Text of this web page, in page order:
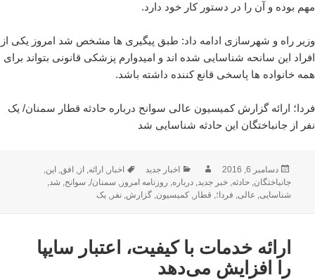
مهم بوده و آن را در دستور کار خود دارد.
وزیر راه و شهرسازی ادامه داد: طبق پیگیری ها مشخص شد امروز یکی از
افراد این سانحه شناسایی شده اند و امیدوارم پزشکی قانونی بتواند برای
همه خانواده ها پاسخی قانع کننده داشته باشد.
فردا؛ ارائه گزارش کمیسیون عالی سوانح درباره حادثه قطار سمنان/ یک
نفر از جانباختگان این حادثه شناسایی شد
ارسال
شده
در
دسامبر 6, 2016 نویسندهدسته‌ها
اخبار جدید برچسب‌ها
اخبار ,ارائه ,از ,افق ,این
جانباختگان ,حادثه ,خبر جدید ,درباره روزنامه امروز سمنان/ سوانح شد
شناسایی عالی فردا؛ قطار ,کمیسیون ,گزارش ,نفر ,یک
ارائه خدمات با کیفیت، اعتبار سایپا
را افزایش می‌دهد